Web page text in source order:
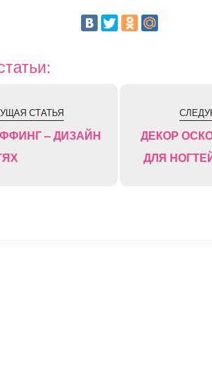
СТАТЬЯ
– ДИЗАЙН
ДЕКОР
ДЛЯ